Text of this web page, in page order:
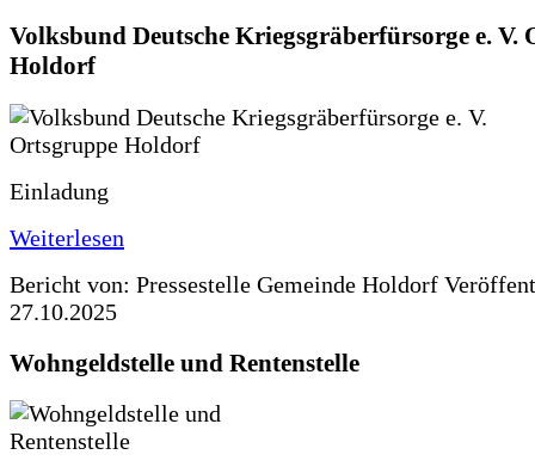
Volksbund Deutsche Kriegsgräberfürsorge e. V.
Holdorf
Einladung
Weiterlesen
Bericht von: Pressestelle Gemeinde Holdorf
27.10.2025
Wohngeldstelle und Rentenstelle